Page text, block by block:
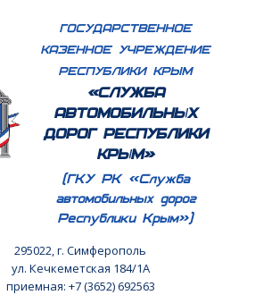
ГОСУДАРСТВЕННОЕ
КАЗЕННОЕ УЧРЕЖДЕНИЕ
РЕСПУБЛИКИ КРЫМ
«СЛУЖБА
АВТОМОБИЛЬНЫХ
ДОРОГ РЕСПУБЛИКИ
КРЫМ»
(ГКУ РК «Служба
автомобильных дорог
Республики Крым»)
295022, г. Симферополь
ул. Кечкеметская 184/1А
приемная: +7 (3652) 692563